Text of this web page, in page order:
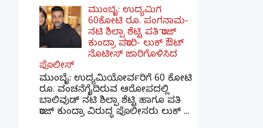
ಮುಂಬೈ: ಉದ್ಯಮಿಗೆ
60ಕೋಟಿ ರೂ. ಪಂಗನಾಮ-
ನಟಿ ಶಿಲ್ಪಾ ಶೆಟ್ಟಿ ಪತಿ ರಾಜ್
ಕುಂದ್ರಾ ಪರಾರಿ- ಲುಕ್ ಔಟ್
ನೊಟೀಸ್ ಜಾರಿಗೊಳಿಸಿದ
ಪೊಲೀಸ್
ಮುಂಬೈ: ಉದ್ಯಮಿಯೋರ್ವರಿಗೆ 60 ಕೋಟಿ
ರೂ. ವಂಚನೆಗೈದಿರುವ ಆರೋಪದಲ್ಲಿ
ಬಾಲಿವುಡ್ ನಟಿ ಶಿಲ್ಪಾ ಶೆಟ್ಟಿ ಹಾಗೂ ಪತಿ
ರಾಜ್ ಕುಂದ್ರಾ ವಿರುದ್ಧ ಪೊಲೀಸರು ಲುಕ್ ...